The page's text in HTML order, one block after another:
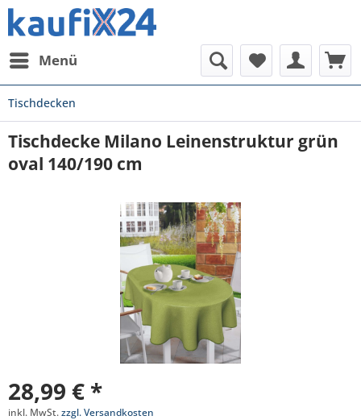
Menü
Tischdecken
Tischdecke Milano Leinenstruktur grün
oval 140/190 cm
28,99 € *
inkl. MwSt.zzgl. Versandkosten